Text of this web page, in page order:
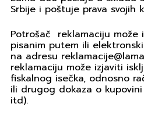
Srbije i poštuje prava svojih
Potrošač reklamaciju može
pisanim putem ili
na adresu
reklamaciju može izjaviti
fiskalnog isečka, odnosno
ili drugog dokaza o
itd).